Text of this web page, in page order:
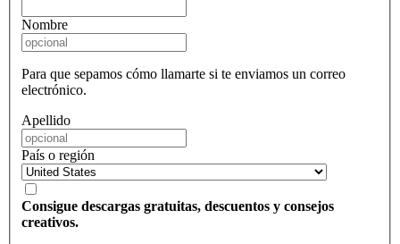
Nombre
Para que sepamos cómo llamarte si te enviamos un correo
electrónico.
Apellido
País o región
Consigue descargas gratuitas, descuentos y consejos
creativos.